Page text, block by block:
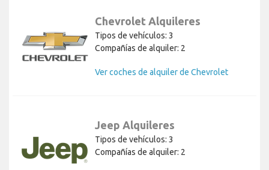
Chevrolet Alquileres
Tipos de vehículos: 3
Compañías de alquiler: 2
Ver coches de alquiler de Chevrolet
Jeep Alquileres
Tipos de vehículos: 3
Compañías de alquiler: 2